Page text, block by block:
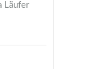
Läufer